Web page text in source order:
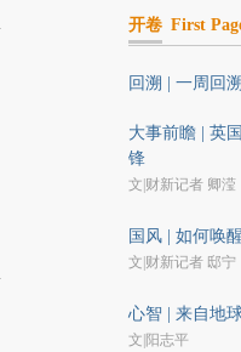
开卷 First
回溯 | 一周回溯
大事前瞻 | 英
锋
文|财新记者 卿滢
国风 | 如何唤
文|财新记者 邸宁
心智 | 来自地
文|阳志平